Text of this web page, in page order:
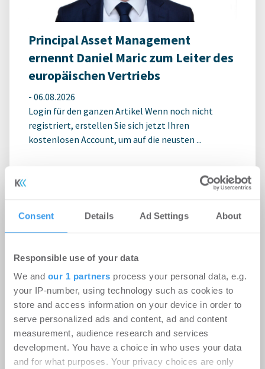
Consent Details Ad Settings About
Responsible use of your data
We and our 1 partners process your personal data, e.g.
your IP-number, using technology such as cookies to
store and access information on your device in order to
serve personalized ads and content, ad and content
measurement, audience research and services
development. You have a choice in who uses your data
and for what purposes. Your privacy choices are only
Principal Asset Management
ernennt Daniel Maric zum Leiter des
europäischen Vertriebs
- 06.08.2026
Login für den ganzen Artikel Wenn noch nicht
registriert, erstellen Sie sich jetzt Ihren
kostenlosen Account, um auf die neusten ...
Rekordhitze setzt Rechenzentren
unter Druck